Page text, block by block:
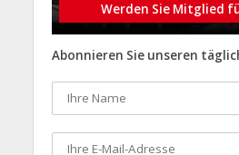
Werden Sie Mitglied
Abonnieren Sie unseren